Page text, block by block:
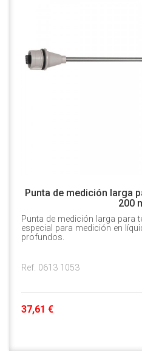
Punta de medición larga
200
Punta de medición larga para
especial para medición en
profundos.
Ref. 0613 1053
37,61 €